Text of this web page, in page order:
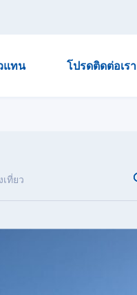
แทน โปรดติดต่อเรา
เที่ยว